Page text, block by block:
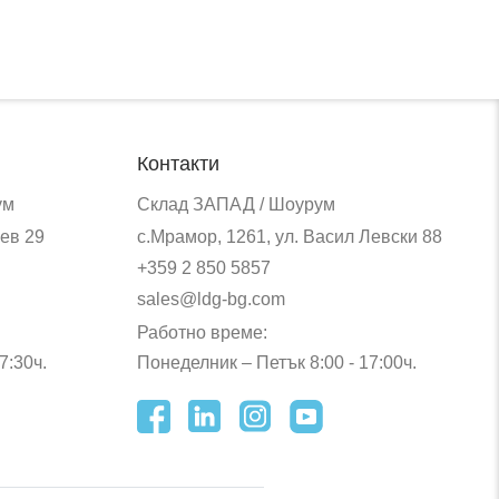
29
Контакти
Склад ЗАПАД / Шоурум
с.Мрамор, 1261, ул. Васил Левски 88
+359 2 850 5857
sales@ldg-bg.com
Работно време:
Понеделник – Петък 8:00 - 17:00ч.